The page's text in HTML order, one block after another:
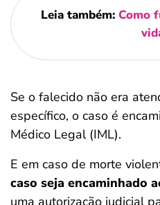
Leia também: Como
Se o falecido não era
específico, o caso é
Médico Legal (IML).
E em caso de morte
caso seja encaminhado
uma autorização judicial